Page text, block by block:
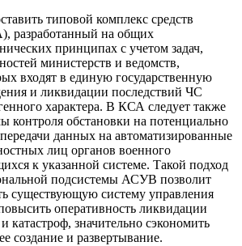
типовой комплекс средств
разработанный на общих
принципах с учетом задач,
министерств и ведомств,
входят в единую государственную
и ликвидации последствий ЧС
характера. В КСА следует также
контроля обстановки на потенциально
данных на автоматизированные
лиц органов военного
к указанной системе. Такой подход
подсистемы АСУВ позволит
существующую систему управления
оперативность ликвидации
катастроф, значительно сэкономить
создание и развертывание.